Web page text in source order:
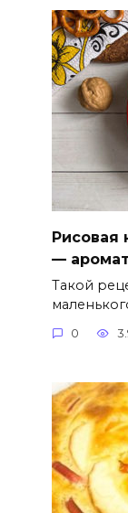
Рисовая
—
Такой
0